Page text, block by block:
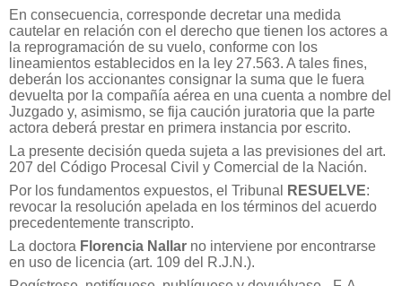
En consecuencia, corresponde decretar una medida
cautelar en relación con el derecho que tienen los actores a
la reprogramación de su vuelo, conforme con los
lineamientos establecidos en la ley 27.563. A tales fines,
deberán los accionantes consignar la suma que le fuera
devuelta por la compañía aérea en una cuenta a nombre del
Juzgado y, asimismo, se fija caución juratoria que la parte
actora deberá prestar en primera instancia por escrito.
La presente decisión queda sujeta a las previsiones del art.
207 del Código Procesal Civil y Comercial de la Nación.
Por los fundamentos expuestos, el Tribunal
RESUELVE:
revocar la resolución apelada en los términos del acuerdo
precedentemente transcripto.
La doctora Florencia Nallar no interviene por encontrarse
en uso de licencia (art. 109 del R.J.N.).